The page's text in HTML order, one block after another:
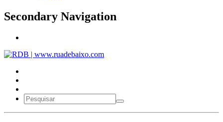
Secondary Navigation